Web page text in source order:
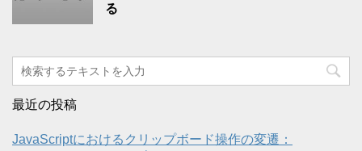
る
最近の投稿
JavaScriptにおけるクリップボード操作の変遷：